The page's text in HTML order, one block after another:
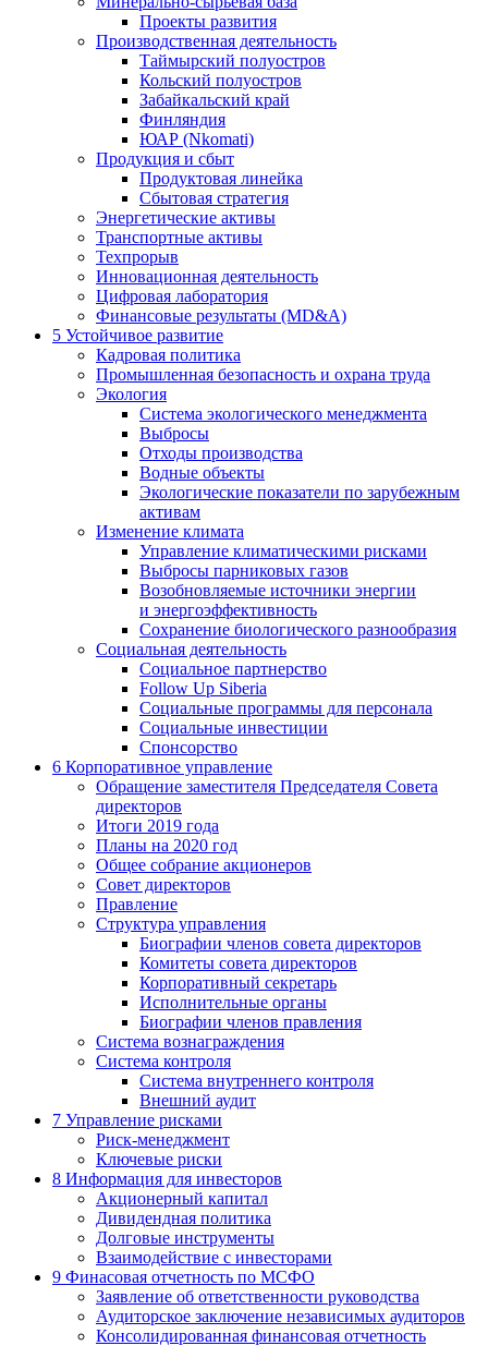
Проекты развития
Производственная деятельность
Таймырский полуостров
Кольский полуостров
Забайкальский край
Финляндия
ЮАР (Nkomati)
Продукция и сбыт
Продуктовая линейка
Сбытовая стратегия
Энергетические активы
Транспортные активы
Техпрорыв
Инновационная деятельность
Цифровая лаборатория
Финансовые результаты (MD&A)
5 Устойчивое развитие
Кадровая политика
Промышленная безопасность и охрана труда
Экология
Система экологического менеджмента
Выбросы
Отходы производства
Водные объекты
Экологические показатели по зарубежным
активам
Изменение климата
Управление климатическими рисками
Выбросы парниковых газов
Возобновляемые источники энергии
и энергоэффективность
Сохранение биологического разнообразия
Социальная деятельность
Социальное партнерство
Follow Up Siberia
Социальные программы для персонала
Социальные инвестиции
Спонсорство
6 Корпоративное управление
Обращение заместителя Председателя Совета
директоров
Итоги 2019 года
Планы на 2020 год
Общее собрание акционеров
Совет директоров
Правление
Структура управления
Биографии членов совета директоров
Комитеты совета директоров
Корпоративный секретарь
Исполнительные органы
Биографии членов правления
Система вознаграждения
Система контроля
Система внутреннего контроля
Внешний аудит
7 Управление рисками
Риск-менеджмент
Ключевые риски
8 Информация для инвесторов
Акционерный капитал
Дивидендная политика
Долговые инструменты
Взаимодействие с инвеcторами
9 Финасовая отчетность по МСФО
Заявление об ответственности руководства
Аудиторское заключение независимых аудиторов
Консолидированная финансовая отчетность